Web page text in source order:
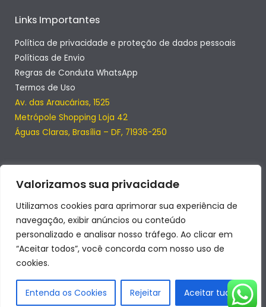
Valorizamos sua privacidade
Utilizamos cookies para aprimorar sua experiência de
navegação, exibir anúncios ou conteúdo
personalizado e analisar nosso tráfego. Ao clicar em
“Aceitar todos”, você concorda com nosso uso de
cookies.
Entenda os Cookies Rejeitar Aceitar tudo
Links Importantes
Política de privacidade e proteção de dados pessoais
Políticas de Envio
Regras de Conduta WhatsApp
Termos de Uso
Av. das Araucárias, 1525
Metrópole Shopping Loja 42
Águas Claras, Brasília – DF, 71936-250
Desenvolvido por SmartClub LTDA